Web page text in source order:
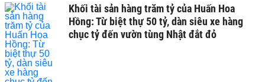
Khối tài sản hàng trăm tỷ của Huấn Hoa
Hồng: Từ biệt thự 50 tỷ, dàn siêu xe hàng
chục tỷ đến vườn tùng Nhật đắt đỏ